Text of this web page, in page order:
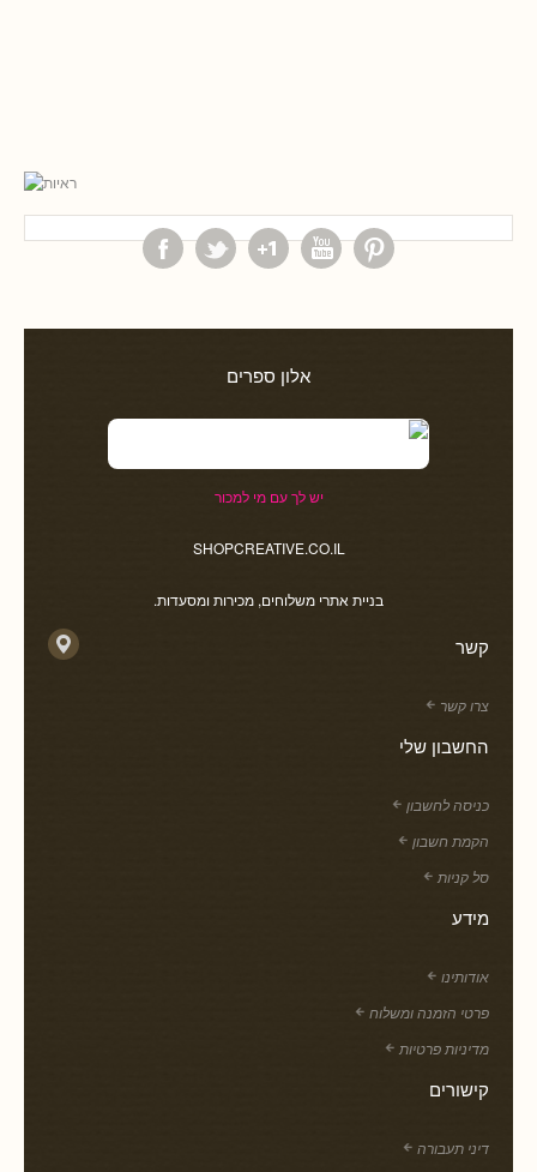
אלון ספרים
יש לך עם מי למכור
SHOPCREATIVE.CO.IL
בניית אתרי משלוחים, מכירות ומסעדות.
קשר
צרו קשר
החשבון שלי
כניסה לחשבון
הקמת חשבון
סל קניות
מידע
אודותינו
פרטי הזמנה ומשלוח
מדיניות פרטיות
קישורים
דיני תעבורה